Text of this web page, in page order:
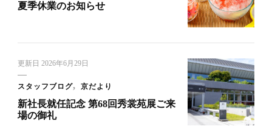
夏季休業のお知らせ
更新日 2026年6月29日
スタッフブログ 京だより
新社長就任記念 第68回秀裳苑展ご来
場の御礼